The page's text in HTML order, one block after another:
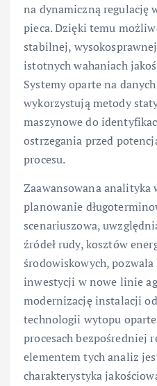
na dynamiczną regulację
pieca. Dzięki temu
stabilnej,
istotnych wahaniach
Systemy oparte na
wykorzystują metody
maszynowe do
ostrzegania przed
procesu.
Zaawansowana analityka
planowanie
scenariuszowa,
źródeł rudy, kosztów
środowiskowych,
inwestycji w nowe linie
modernizację instalacji
technologii wytopu
procesach bezpośredniej
elementem tych analiz
charakterystyka